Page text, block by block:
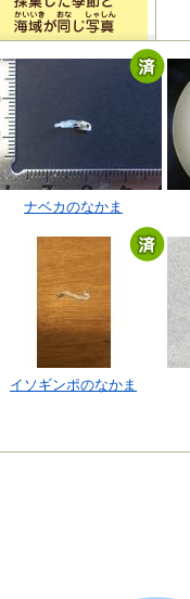
ナベカのなかま
イソギンポのなかま